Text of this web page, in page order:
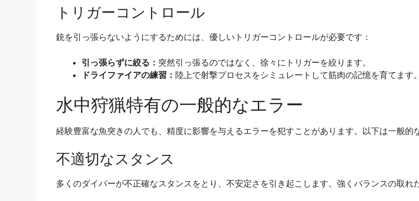
トリガーコントロール
銃を引っ張らないようにするためには、優しいトリガーコントロールが必要です：
引っ張らずに絞る： 突然引っ張るのではなく、徐々にトリガーを絞ります。
ドライファイアの練習： 陸上で射撃プロセスをシミュレートして筋肉の記憶を育てます。
水中狩猟特有の一般的なエラー
経験豊富な魚突きの人でも、精度に影響を与えるエラーを犯すことがあります。以下は一般的
不適切なスタンス
多くのダイバーが不正確なスタンスをとり、不安定さを引き起こします。強くバランスの取れ